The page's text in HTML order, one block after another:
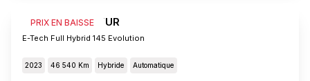
PRIX EN BAISSE
RENAULT CAPTUR
E-Tech Full Hybrid 145 Evolution
2023 46 540 Km Hybride Automatique